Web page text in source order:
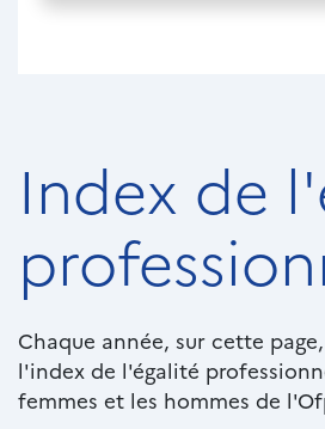
Index de
Paragraphes
Texte
riche
Chaque année, sur cette
l'index de l'égalité
femmes et les hommes de